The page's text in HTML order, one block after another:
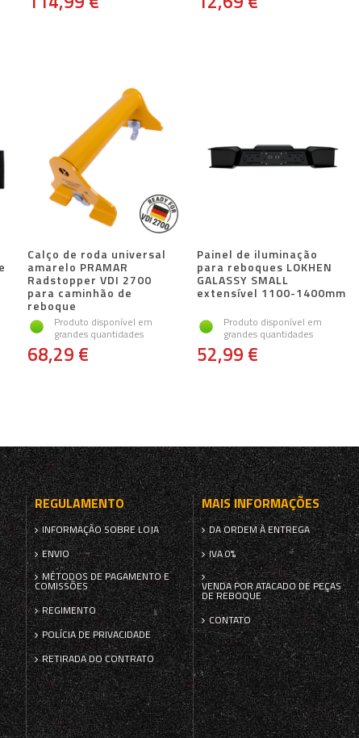
Calço de roda universal
amarelo PRAMAR
Radstopper VDI 2700
para caminhão de
reboque
Produto disponível em
grandes quantidades
68,29 €
Painel de iluminação
para reboques LOKHEN
GALASSY SMALL
extensível 1100-1400mm
Produto disponível em
grandes quantidades
52,99 €
REGULAMENTO
INFORMAÇÃO SOBRE LOJA
ENVIO
MÉTODOS DE PAGAMENTO E
COMISSÕES
REGIMENTO
POLÍCIA DE PRIVACIDADE
RETIRADA DO CONTRATO
MAIS INFORMAÇÕES
DA ORDEM À ENTREGA
IVA 0%
VENDA POR ATACADO DE PEÇAS
DE REBOQUE
CONTATO